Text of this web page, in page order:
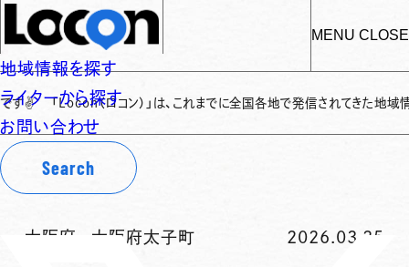
MENU CLOSE
地域情報を探す
ライターから探す
お問い合わせ
Search
コン）」は、これまでに全国各地で発信されてきた地域情報を保存・整理
大阪府 大阪府太子町 2026.03.25